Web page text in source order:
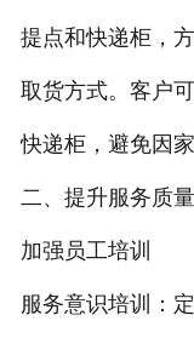
提点和快递柜，
取货方式。客户
快递柜，避免因
二、提升服务质量
加强员工培训
服务意识培训：